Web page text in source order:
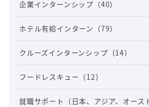
企業インターンシップ （40）
ホテル有給インターン （79）
クルーズインターンシップ （14）
フードレスキュー （12）
就職サポート（日本、アジア、オース